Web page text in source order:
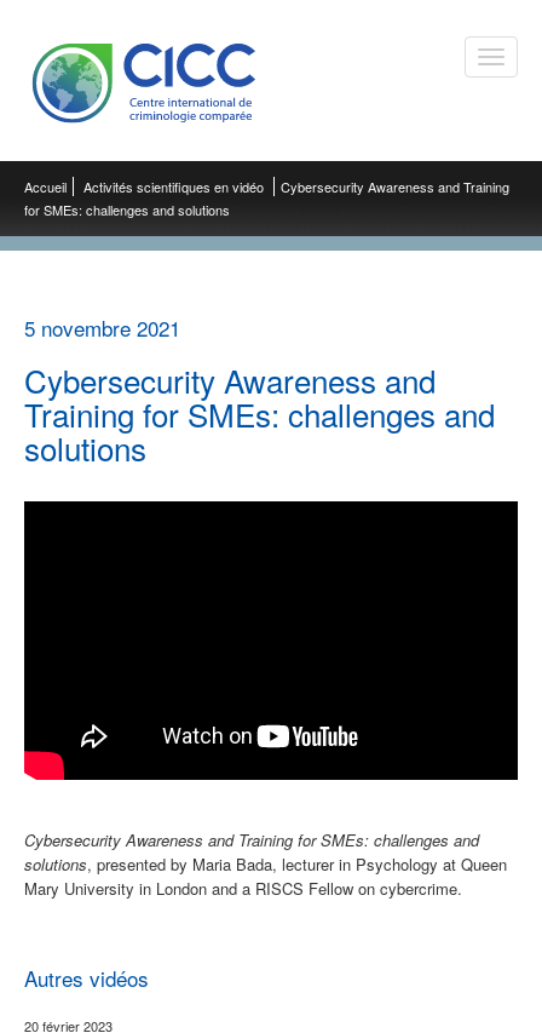
Toggle
Accueil Activités scientifiques en vidéo
Cybersecurity Awareness and Training
for SMEs: challenges and solutions
5 novembre 2021
Cybersecurity Awareness and
Training for SMEs: challenges and
solutions
Cybersecurity Awareness and Training for SMEs: challenges and
solutions, presented by Maria Bada, lecturer in Psychology at Queen
Mary University in London and a RISCS Fellow on cybercrime.
Autres vidéos
20 février 2023